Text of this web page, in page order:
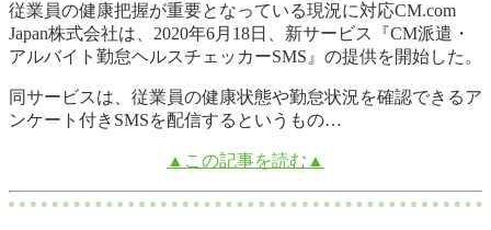
従業員の健康把握が重要となっている現況に対応CM.com
Japan株式会社は、2020年6月18日、新サービス『CM派遣・
アルバイト勤怠ヘルスチェッカーSMS』の提供を開始した。
同サービスは、従業員の健康状態や勤怠状況を確認できるア
ンケート付きSMSを配信するというもの…
▲この記事を読む▲